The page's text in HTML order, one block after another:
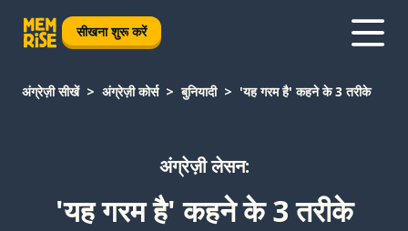
सीखना शुरू करें
अंग्रेज़ी सीखें अंग्रेज़ी कोर्स बुनियादी 'यह गरम है' कहने के 3 तरीके
अंग्रेज़ी लेसन:
'यह गरम है' कहने के 3 तरीके